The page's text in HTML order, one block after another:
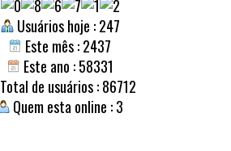
Usuários hoje : 247
Este mês : 2437
Este ano : 58331
Total de usuários : 86712
Quem esta online : 3